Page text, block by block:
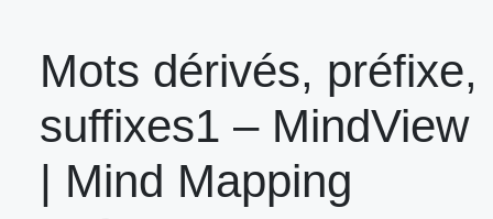
Mots dérivés, préfixe,
suffixes1 – MindView
| Mind Mapping